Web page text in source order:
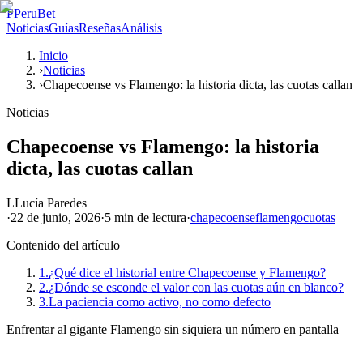
PPeruBet
NoticiasGuíasReseñasAnálisis
Inicio
›Noticias
›Chapecoense vs Flamengo: la historia dicta, las cuotas callan
Noticias
Chapecoense vs Flamengo: la historia
dicta, las cuotas callan
LLucía Paredes
·22 de junio, 2026·5 min de lectura·chapecoenseflamengocuotas
Contenido del artículo
1.¿Qué dice el historial entre Chapecoense y Flamengo?
2.¿Dónde se esconde el valor con las cuotas aún en blanco?
3.La paciencia como activo, no como defecto
Enfrentar al gigante Flamengo sin siquiera un número en pantalla